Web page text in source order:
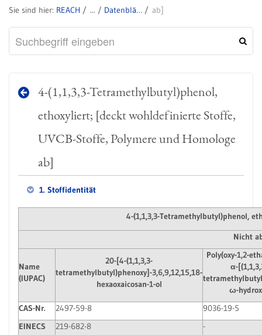
REACH Datenblätter zu SVHC
ab]
4-(1,1,3,3-Tetramethylbutyl)phenol,
ethoxyliert; [deckt wohldefinierte Stoffe,
UVCB-Stoffe, Polymere und Homologe
ab]
1. Stoffidentität
4-(1,1,3,3-Tetramethylbutyl)phenol,
Nicht
Name
(IUPAC)
20-[4-(1,1,3,3-
tetramethylbutyl)phenoxy]-3,6,9,12,15,18-
hexaoxaicosan-1-ol
Poly(oxy-1,2-
α-
ω-
CAS-Nr.
2497-59-8
9036-19-5
EINECS
219-682-8 -